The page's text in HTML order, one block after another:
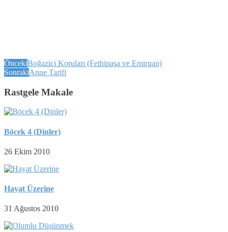
ÖncekiBoğaziçi Koruları (Fethipaşa ve Emirgan)
SonrakiAnne Tarifi
Rastgele Makale
Böcek 4 (Dinler)
26 Ekim 2010
Hayat Üzerine
31 Ağustos 2010